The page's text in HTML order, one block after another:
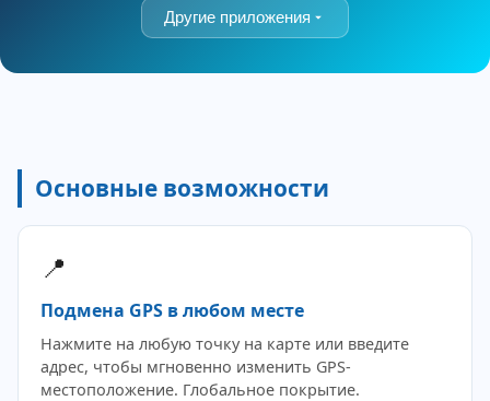
Другие приложения
Основные возможности
📍
Подмена GPS в любом месте
Нажмите на любую точку на карте или введите
адрес, чтобы мгновенно изменить GPS-
местоположение. Глобальное покрытие.